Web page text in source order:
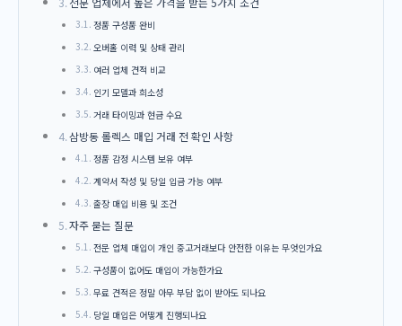
정품 구성품 완비
오버홀 이력 및 상태 관리
여러 업체 견적 비교
인기 모델과 희소성
거래 타이밍과 현금 수요
삼방동 롤렉스 매입 거래 전 확인 사항
정품 감정 시스템 보유 여부
계약서 작성 및 당일 입금 가능 여부
출장 매입 비용 및 조건
자주 묻는 질문
전문 업체 매입이 개인 중고거래보다 안전한 이유는 무엇인가요
구성품이 없어도 매입이 가능한가요
무료 견적은 정말 아무 부담 없이 받아도 되나요
당일 매입은 어떻게 진행되나요